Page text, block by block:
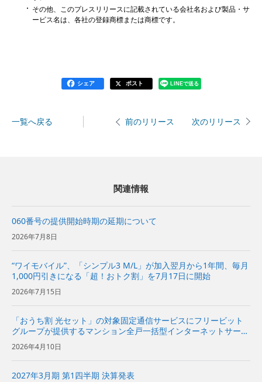
その他、このプレスリリースに記載されている会社名および製品・サ
ービス名は、各社の登録商標または商標です。
シェア ポスト LINEで送る
一覧へ戻る 前のリリース 次のリリース
関連情報
060番号の提供開始時期の延期について
2026年7月8日
“ワイモバイル”、「シンプル3 M/L」が加入翌月から1年間、毎月
1,000円引きになる「超！おトク割」を7月17日に開始
2026年7月15日
「おうち割 光セット」の対象固定通信サービスにフリービット
グループが提供するマンション全戸一括型インターネットサービ
スを追加～居住者の“ソフトバンク”および“ワイモバイル”のスマ
ホ料金が割引に～
2026年4月10日
2027年3月期 第1四半期 決算発表